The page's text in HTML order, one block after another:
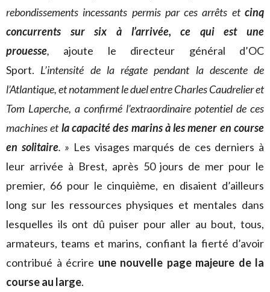
rebondissements incessants permis par ces arrêts et cinq
concurrents sur six à l’arrivée, ce qui est une
prouesse, ajoute le directeur général d’OC
Sport. L’intensité de la régate pendant la descente de
l’Atlantique, et notamment le duel entre Charles Caudrelier et
Tom Laperche, a confirmé l’extraordinaire potentiel de ces
machines etla capacité des marins à les mener en course
en solitaire. » Les visages marqués de ces derniers à
leur arrivée à Brest, après 50 jours de mer pour le
premier, 66 pour le cinquième, en disaient d’ailleurs
long sur les ressources physiques et mentales dans
lesquelles ils ont dû puiser pour aller au bout, tous,
armateurs, teams et marins, confiant la fierté d’avoir
contribué à écrire une nouvelle page majeure de la
course au large.